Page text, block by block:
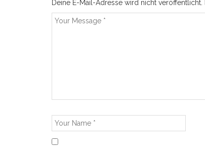
Deine E-Mail-Adresse wird nicht veröffentlicht.